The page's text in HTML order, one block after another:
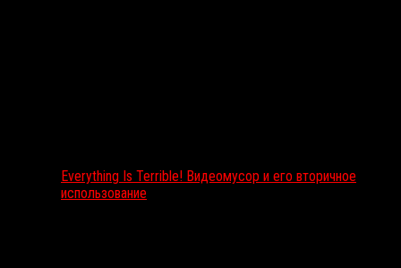
Everything Is Terrible! Видеомусор и его вторичное
использование